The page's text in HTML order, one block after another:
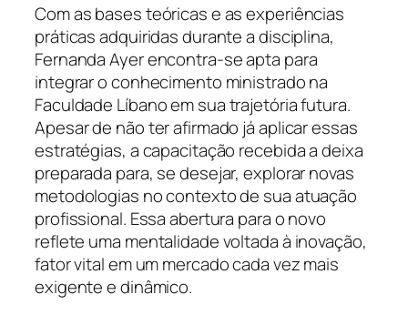
Com as bases teóricas e as experiências
práticas adquiridas durante a disciplina,
Fernanda Ayer encontra-se apta para
integrar o conhecimento ministrado na
Faculdade Líbano em sua trajetória futura.
Apesar de não ter afirmado já aplicar essas
estratégias, a capacitação recebida a deixa
preparada para, se desejar, explorar novas
metodologias no contexto de sua atuação
profissional. Essa abertura para o novo
reflete uma mentalidade voltada à inovação,
fator vital em um mercado cada vez mais
exigente e dinâmico.